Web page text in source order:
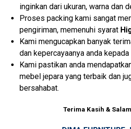
inginkan dari ukuran, warna dan
Proses packing kami sangat
pengiriman, memenuhi syarat
Kami mengucapkan banyak
dan kepercayaanya anda
Kami pastikan anda
mebel jepara yang terbaik dan
bersahabat.
Terima Kasih &